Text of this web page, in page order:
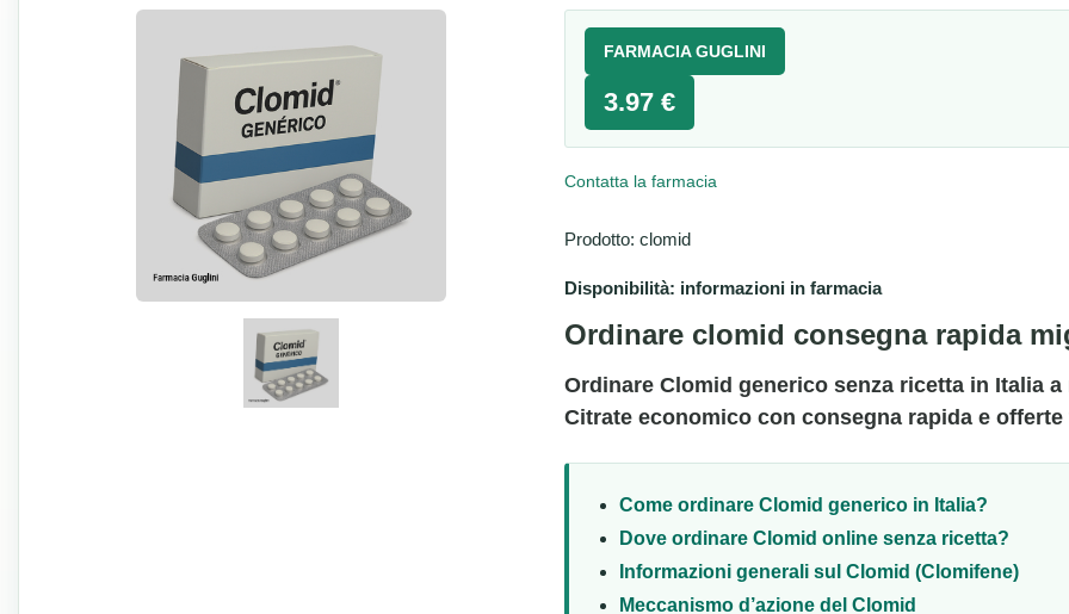
FARMACIA GUGLINI
3.97 €
Contatta la farmacia
Prodotto: clomid
Disponibilità: informazioni in farmacia
Ordinare clomid consegna rapida
Ordinare Clomid generico senza ricetta in Italia
Citrate economico con consegna rapida e offerte
Come ordinare Clomid generico in Italia?
Dove ordinare Clomid online senza ricetta?
Informazioni generali sul Clomid (Clomifene)
Meccanismo d’azione del Clomid